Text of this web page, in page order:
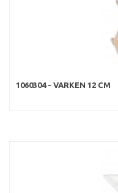
1060304 - VARKEN 12 CM